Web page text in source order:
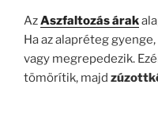
AzAszfaltozás árak
Ha az alapréteg
vagy megrepedezik.
tömörítik, majd